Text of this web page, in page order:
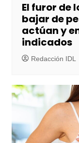
El furor de
bajar de
actúan y
indicados
Redacción IDL